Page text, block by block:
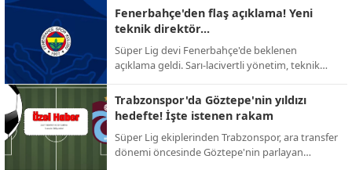
Futbolseverlerin merakla beklediği kritik hazırlık
mücadelesinin yayın kanalı, başlama saati ve
muhtemel kadro detayları netleşti.
Fenerbahçe'den flaş açıklama! Yeni
teknik direktör...
Süper Lig devi Fenerbahçe'de beklenen
açıklama geldi. Sarı-lacivertli yönetim, teknik
ardından resmi duyuruyu yaptı. Taraftarların
günlerdir merakla beklediği isim netleşti.
Trabzonspor'da Göztepe'nin yıldızı
hedefte! İşte istenen rakam
Süper Lig ekiplerinden Trabzonspor, ara transfer
dönemi öncesinde Göztepe'nin parlayan